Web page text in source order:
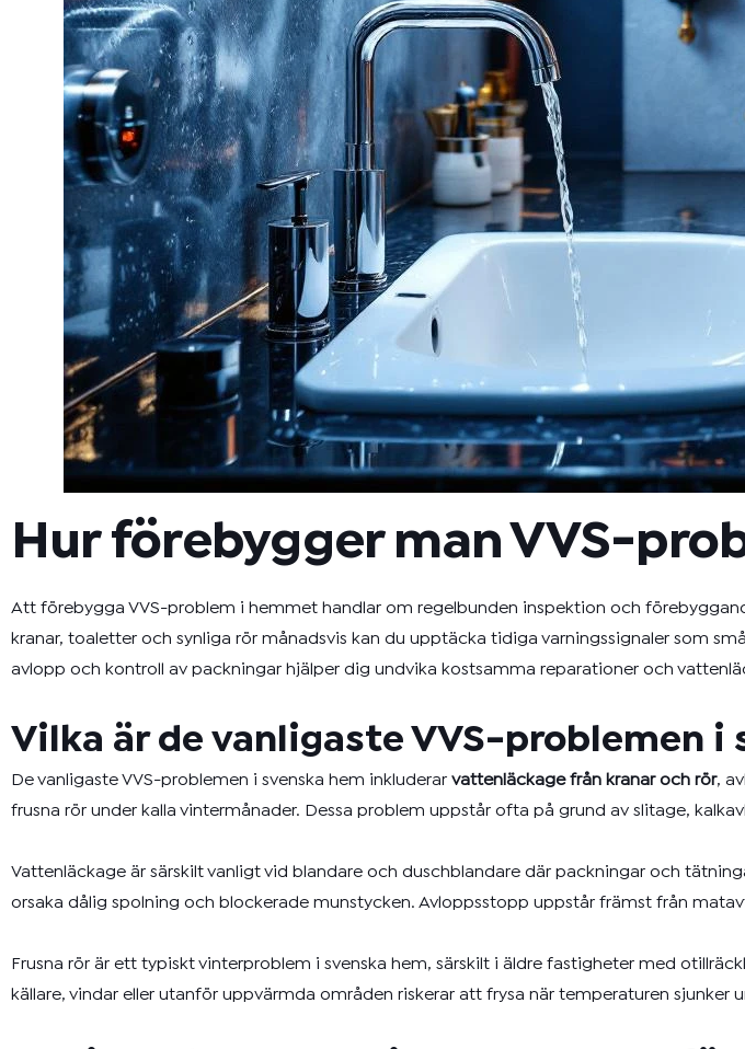
Hur förebygger man VVS-
Att förebygga VVS-problem i hemmet handlar om regelbunden inspektion och
kranar, toaletter och synliga rör månadsvis kan du upptäcka tidiga varningssignaler som
avlopp och kontroll av packningar hjälper dig undvika kostsamma reparationer och
Vilka är de vanligaste VVS-problemen i
De vanligaste VVS-problemen i svenska hem inkluderar vattenläckage från kranar och rör,
frusna rör under kalla vintermånader. Dessa problem uppstår ofta på grund av slitage,
Vattenläckage är särskilt vanligt vid blandare och duschblandare där packningar och
orsaka dålig spolning och blockerade munstycken. Avloppsstopp uppstår främst från
Frusna rör är ett typiskt vinterproblem i svenska hem, särskilt i äldre fastigheter med
källare, vindar eller utanför uppvärmda områden riskerar att frysa när temperaturen sjunker